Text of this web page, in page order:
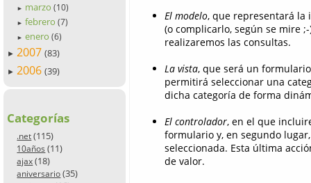
► marzo (10)
► febrero (7)
► enero (6)
► 2007 (83)
► 2006 (39)
Categorías
.net (115)
10años (11)
ajax (18)
aniversario (35)
El modelo, que representará la
(o complicarlo, según se mire
realizaremos las consultas.
La vista, que será un
permitirá seleccionar una
dicha categoría de forma
El controlador, en el que
formulario y, en segundo
seleccionada. Esta última
de valor.